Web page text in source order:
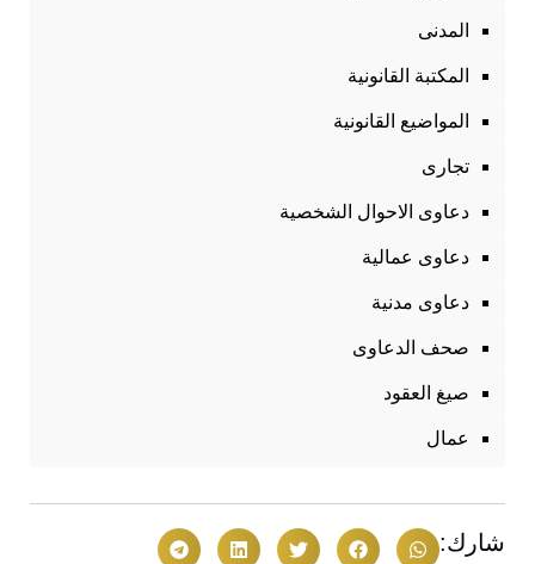
المدنى
المكتبة القانونية
المواضيع القانونية
تجارى
دعاوى الاحوال الشخصية
دعاوى عمالية
دعاوى مدنية
صحف الدعاوى
صيغ العقود
عمال
شارك: